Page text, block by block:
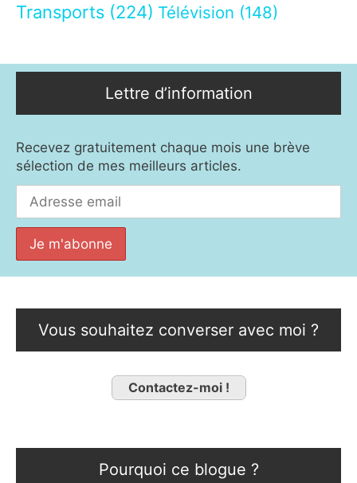
Transports (224) Télévision (148)
Lettre d’information
Recevez gratuitement chaque mois une brève
sélection de mes meilleurs articles.
Vous souhaitez converser avec moi ?
Contactez-moi !
Pourquoi ce blogue ?